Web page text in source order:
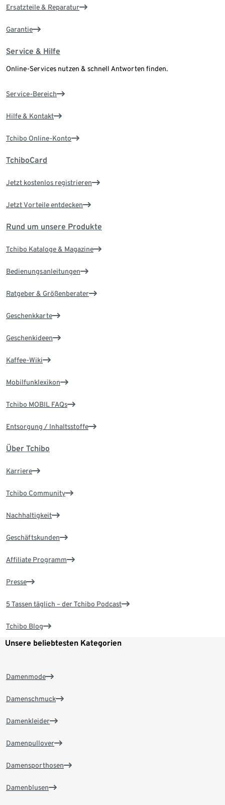
Ersatzteile & Reparatur
Garantie
Service & Hilfe
Online-Services nutzen & schnell Antworten finden.
Service-Bereich
Hilfe & Kontakt
Tchibo Online-Konto
TchiboCard
Jetzt kostenlos registrieren
Jetzt Vorteile entdecken
Rund um unsere Produkte
Tchibo Kataloge & Magazine
Bedienungsanleitungen
Ratgeber & Größenberater
Geschenkkarte
Geschenkideen
Kaffee-Wiki
Mobilfunklexikon
Tchibo MOBIL FAQs
Entsorgung / Inhaltsstoffe
Über Tchibo
Karriere
Tchibo Community
Nachhaltigkeit
Geschäftskunden
Affiliate Programm
Presse
5 Tassen täglich – der Tchibo Podcast
Tchibo Blog
Unsere beliebtesten Kategorien
Damenmode
Damenschmuck
Damenkleider
Damenpullover
Damensporthosen
Damenblusen